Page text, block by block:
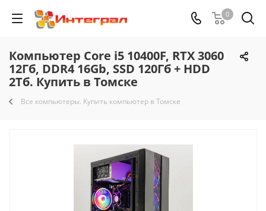
0
Компьютер Core i5 10400F, RTX 3060
12Гб, DDR4 16Gb, SSD 120Гб + HDD
2Тб. Купить в Томске
Все компьютеры. Купить компьютер в Томске